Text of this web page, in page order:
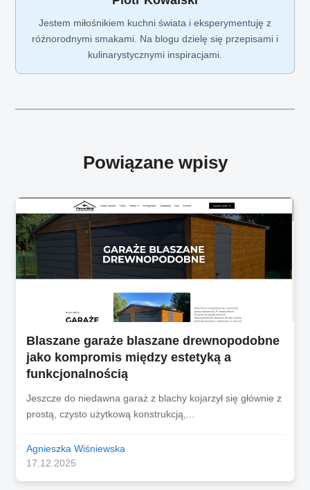
Jestem miłośnikiem kuchni świata i eksperymentuję z
różnorodnymi smakami. Na blogu dzielę się przepisami i
kulinarystycznymi inspiracjami.
Powiązane wpisy
Blaszane garaże blaszane drewnopodobne
jako kompromis między estetyką a
funkcjonalnością
Jeszcze do niedawna garaż z blachy kojarzył się głównie z
prostą, czysto użytkową konstrukcją,...
Agnieszka Wiśniewska
17.12.2025